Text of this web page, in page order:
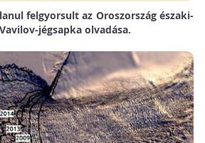
felgyorsult az Oroszország északi-
jégsapka olvadása.